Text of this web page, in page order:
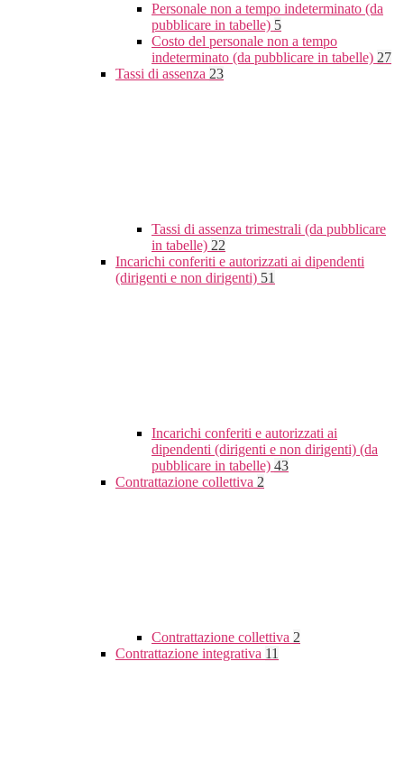
Personale non a tempo indeterminato (da
pubblicare in tabelle) 5
Costo del personale non a tempo
indeterminato (da pubblicare in tabelle) 27
Tassi di assenza 23
Tassi di assenza trimestrali (da pubblicare
in tabelle) 22
Incarichi conferiti e autorizzati ai dipendenti
(dirigenti e non dirigenti) 51
Incarichi conferiti e autorizzati ai
dipendenti (dirigenti e non dirigenti) (da
pubblicare in tabelle) 43
Contrattazione collettiva 2
Contrattazione collettiva 2
Contrattazione integrativa 11